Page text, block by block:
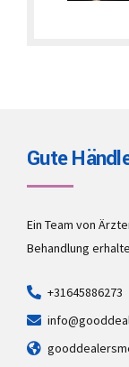
Gute
Ein Team von
Behandlung
+31645886273